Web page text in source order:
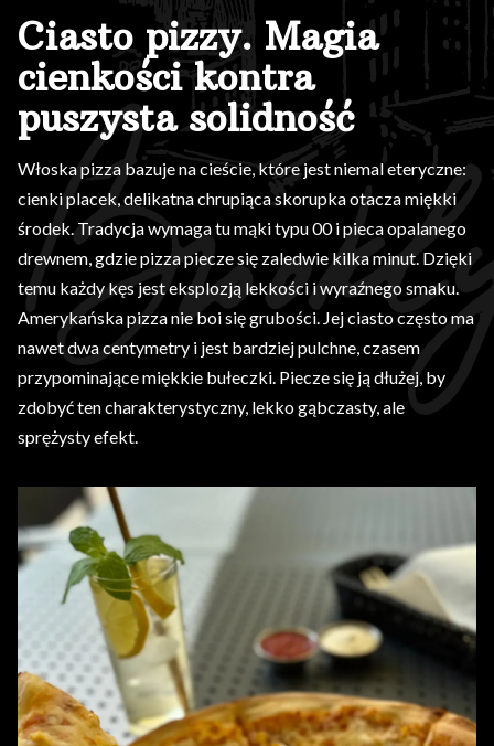
Ciasto pizzy. Magia
cienkości kontra
puszysta solidność
Włoska pizza bazuje na cieście, które jest niemal eteryczne:
cienki placek, delikatna chrupiąca skorupka otacza miękki
środek. Tradycja wymaga tu mąki typu 00 i pieca opalanego
drewnem, gdzie pizza piecze się zaledwie kilka minut. Dzięki
temu każdy kęs jest eksplozją lekkości i wyraźnego smaku.
Amerykańska pizza nie boi się grubości. Jej ciasto często ma
nawet dwa centymetry i jest bardziej pulchne, czasem
przypominające miękkie bułeczki. Piecze się ją dłużej, by
zdobyć ten charakterystyczny, lekko gąbczasty, ale
sprężysty efekt.